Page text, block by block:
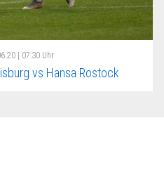
| 07:30 Uhr
vs Hansa Rostock